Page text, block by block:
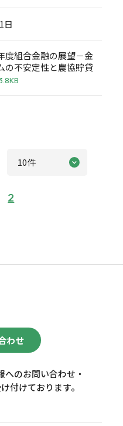
日
度組合金融の展望－金
の不安定性と農協貯貸
2
わせ
へのお問い合わせ・
付けております。